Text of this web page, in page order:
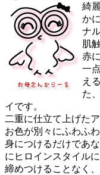
綺
か
ナ
肌
赤
一
え
た
イです。
二重に仕立て上げた
お色が別々にふわふ
身につけるだけであ
にヒロインスタイル
締めつけることなく